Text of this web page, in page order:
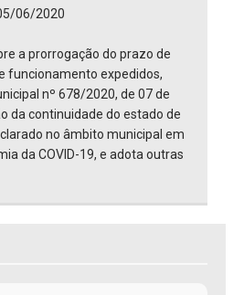
06/2020
a prorrogação do prazo de
funcionamento expedidos,
nº 678/2020, de 07 de
da continuidade do estado de
no âmbito municipal em
da COVID-19, e adota outras